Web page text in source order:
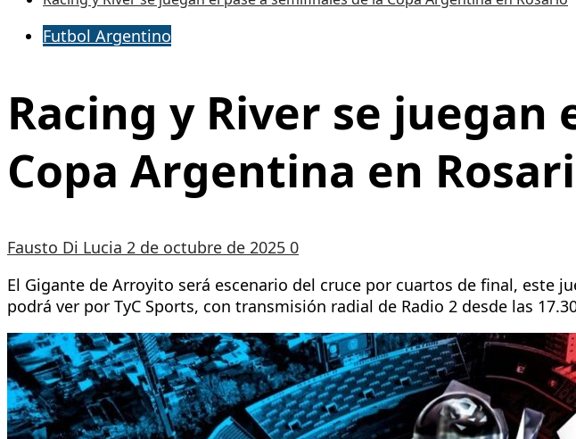
Futbol Argentino
Racing y River se juegan
Copa Argentina en
Fausto Di Lucia 2 de octubre de 2025 0
El Gigante de Arroyito será escenario del cruce por cuartos de final, este
podrá ver por TyC Sports, con transmisión radial de Radio 2 desde las